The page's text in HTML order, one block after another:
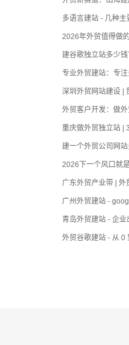
多语言建站 - 几种主
2026年外贸值得做
建谷歌独立站多少
专业外贸建站：专注
深圳外贸网站建设 |
外贸客户开发：做外
重庆做外贸独立站 |
建一个外贸公司网站
2026下一个风口就
广东外贸产业带 | 外
广州外贸建站 -
青岛外贸建站 - 企业
外贸谷歌建站 - 从 0